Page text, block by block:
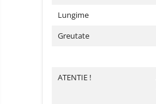
Panouri solare portabile
Statii incarcare masini
Lungime
Greutate
ATENTIE !